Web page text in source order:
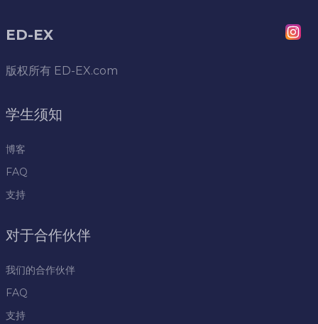
ED-EX
版权所有 ED-EX.com
学生须知
博客
FAQ
支持
对于合作伙伴
我们的合作伙伴
FAQ
支持